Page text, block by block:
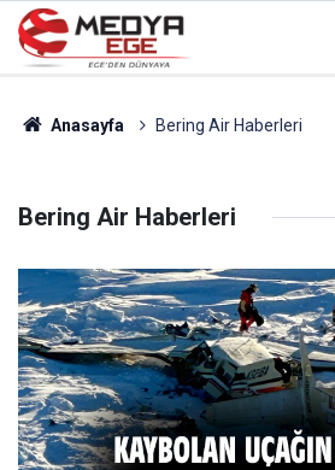
Anasayfa Bering Air Haberleri
Bering Air Haberleri